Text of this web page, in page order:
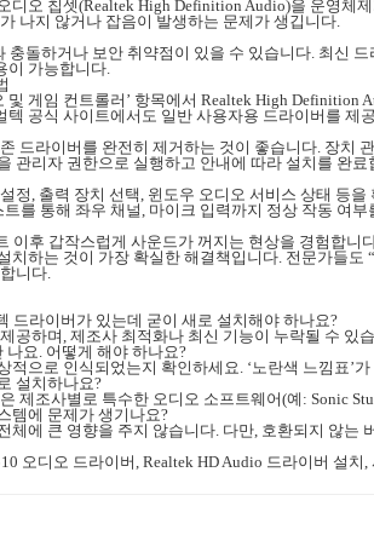
디오 칩셋(Realtek High Definition Audio)을 운영
나지 않거나 잡음이 발생하는 문제가 생깁니다.
충돌하거나 보안 취약점이 있을 수 있습니다. 최신
이 가능합니다.
및 게임 컨트롤러’ 항목에서 Realtek High
공식 사이트에서도 일반 사용자용 드라이버를 제
드라이버를 완전히 제거하는 것이 좋습니다. 장치
관리자 권한으로 실행하고 안내에 따라 설치를 완
정, 출력 장치 선택, 윈도우 오디오 서비스 상태 등
를 통해 좌우 채널, 마이크 입력까지 정상 작동 여
이후 갑작스럽게 사운드가 꺼지는 현상을 경험합
치하는 것이 가장 확실한 해결책입니다. 전문가들
니다.
드라이버가 있는데 굳이 새로 설치해야 하나요?
공하며, 제조사 최적화나 최신 기능이 누락될 수
나요. 어떻게 해야 하나요?
으로 인식되었는지 확인하세요. ‘노란색 느낌표’
설치하나요?
제조사별로 특수한 오디오 소프트웨어(예: Sonic
템에 문제가 생기나요?
체에 큰 영향을 주지 않습니다. 다만, 호환되지 않
오디오 드라이버, Realtek HD Audio 드라이버 설